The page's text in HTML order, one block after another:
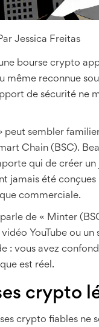
Jessica Freitas
bourse crypto
même reconnue
de sécurité ne
peut sembler
Chain (BSC).
qui de créer un
jamais été
commerciale.
de « Minter
vidéo YouTube ou
: vous avez
est réel.
crypto
crypto fiables ne